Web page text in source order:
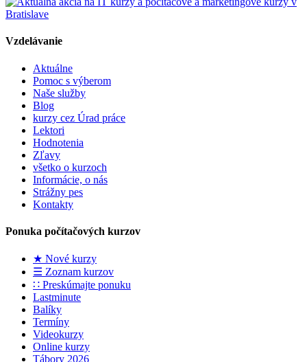
Vzdelávanie
Aktuálne
Pomoc s výberom
Naše služby
Blog
kurzy cez Úrad práce
Lektori
Hodnotenia
Zľavy
všetko o kurzoch
Informácie, o nás
Strážny pes
Kontakty
Ponuka počítačových kurzov
★ Nové kurzy
☰ Zoznam kurzov
∷ Preskúmajte ponuku
Lastminute
Balíky
Termíny
Videokurzy
Online kurzy
Tábory 2026